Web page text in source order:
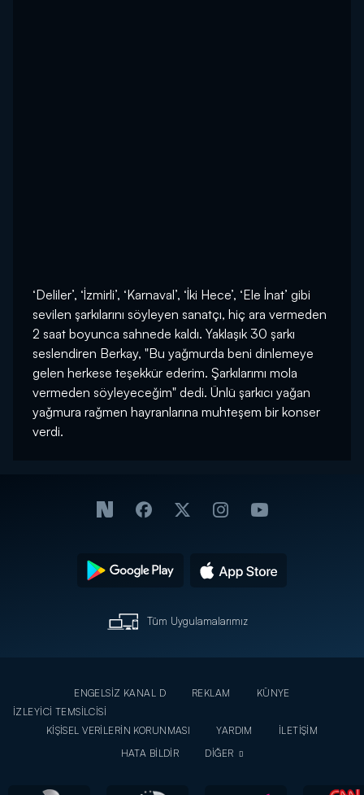
‘Deliler’, ‘İzmirli’, ‘Karnaval’, ‘İki Hece’, ‘Ele İnat’ gibi
sevilen şarkılarını söyleyen sanatçı, hiç ara vermeden
2 saat boyunca sahnede kaldı. Yaklaşık 30 şarkı
seslendiren Berkay, "Bu yağmurda beni dinlemeye
gelen herkese teşekkür ederim. Şarkılarımı mola
vermeden söyleyeceğim" dedi. Ünlü şarkıcı yağan
yağmura rağmen hayranlarına muhteşem bir konser
verdi.
Tüm Uygulamalarımız
ENGELSİZ KANAL D REKLAM
KÜNYE
İZLEYİCİ TEMSİLCİSİ
KİŞİSEL VERİLERİN KORUNMASI
YARDIM
İLETİŞİM
HATA BİLDİR
DİĞER